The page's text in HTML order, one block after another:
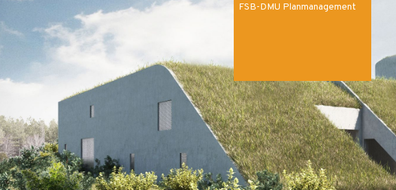
FSB-DMU Planmanagement